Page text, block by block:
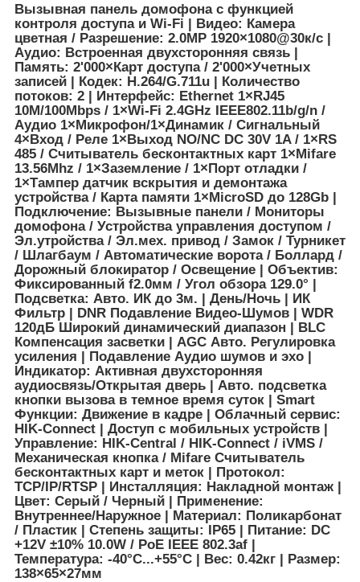
Вызывная панель домофона с функцией
контроля доступа и Wi-Fi | Видео: Камера
цветная / Разрешение: 2.0МР 1920×1080@30к/с |
Аудио: Встроенная двухсторонняя связь |
Память: 2'000×Карт доступа / 2'000×Учетных
записей | Кодек: H.264/G.711u | Количество
потоков: 2 | Интерфейс: Ethernet 1×RJ45
10M/100Mbps / 1×Wi-Fi 2.4GHz IEEE802.11b/g/n /
Аудио 1×Микрофон/1×Динамик / Сигнальный
4×Вход / Реле 1×Выход NO/NC DC 30V 1A / 1×RS
485 / Считыватель бесконтактных карт 1×Mifare
13.56Mhz / 1×Заземление / 1×Порт отладки /
1×Тампер датчик вскрытия и демонтажа
устройства / Карта памяти 1×MicroSD до 128Gb |
Подключение: Вызывные панели / Мониторы
домофона / Устройства управления доступом /
Эл.утройства / Эл.мех. привод / Замок / Турникет
/ Шлагбаум / Автоматические ворота / Боллард /
Дорожный блокиратор / Освещение | Объектив:
Фиксированный f2.0мм / Угол обзора 129.0° |
Подсветка: Авто. ИК до 3м. | День/Ночь | ИК
Фильтр | DNR Подавление Видео-Шумов | WDR
120дБ Широкий динамический диапазон | BLC
Компенсация засветки | AGC Авто. Регулировка
усиления | Подавление Аудио шумов и эхо |
Индикатор: Активная двухсторонняя
аудиосвязь/Открытая дверь | Авто. подсветка
кнопки вызова в темное время суток | Smart
Функции: Движение в кадре | Облачный сервис:
HIK-Connect | Доступ с мобильных устройств |
Управление: HIK-Central / HIK-Connect / iVMS /
Механическая кнопка / Mifare Считыватель
бесконтактных карт и меток | Протокол:
TCP/IP/RTSP | Инсталляция: Накладной монтаж |
Цвет: Серый / Черный | Применение:
Внутреннее/Наружное | Материал: Поликарбонат
/ Пластик | Степень защиты: IP65 | Питание: DC
+12V ±10% 10.0W / PoE IEEE 802.3af |
Температура: -40°C...+55°C | Вес: 0.42кг | Размер:
138×65×27мм